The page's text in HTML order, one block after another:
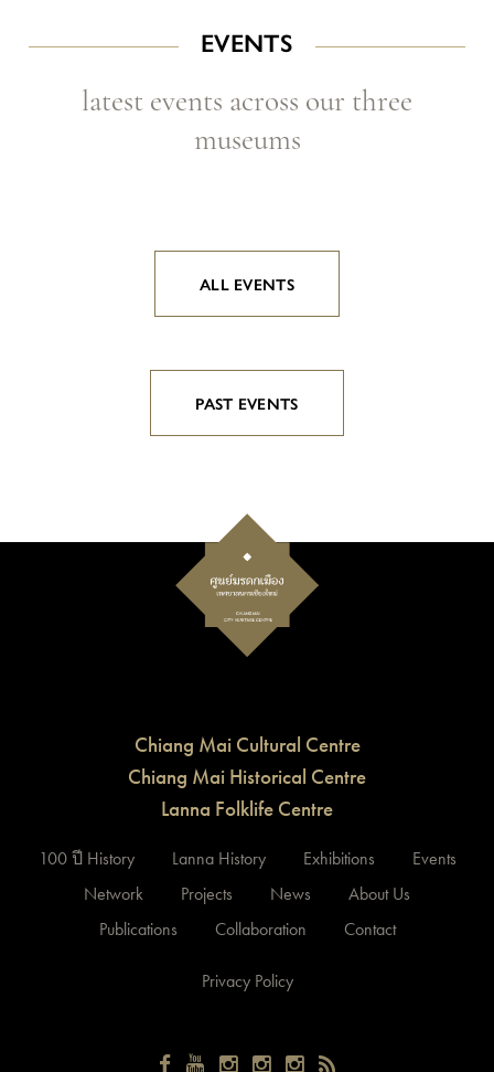
EVENTS
latest events across our three
museums
ALL EVENTS
PAST EVENTS
Chiang Mai Cultural Centre
Chiang Mai Historical Centre
Lanna Folklife Centre
100 ปี History Lanna History Exhibitions
Events
Network
Projects News
About Us
Publications
Collaboration Contact
Privacy Policy